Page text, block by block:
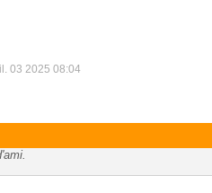
03 2025 08:04